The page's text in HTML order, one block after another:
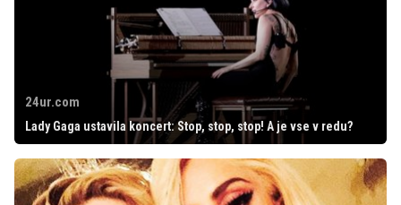
24ur.com
Lady Gaga ustavila koncert: Stop, stop, stop! A je vse v redu?